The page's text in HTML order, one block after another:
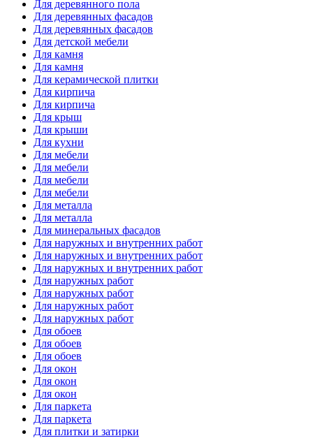
Для деревянного пола
Для деревянных фасадов
Для деревянных фасадов
Для детской мебели
Для камня
Для камня
Для керамической плитки
Для кирпича
Для кирпича
Для крыш
Для крыши
Для кухни
Для мебели
Для мебели
Для мебели
Для мебели
Для металла
Для металла
Для минеральных фасадов
Для наружных и внутренних работ
Для наружных и внутренних работ
Для наружных и внутренних работ
Для наружных работ
Для наружных работ
Для наружных работ
Для наружных работ
Для обоев
Для обоев
Для обоев
Для окон
Для окон
Для окон
Для паркета
Для паркета
Для плитки и затирки